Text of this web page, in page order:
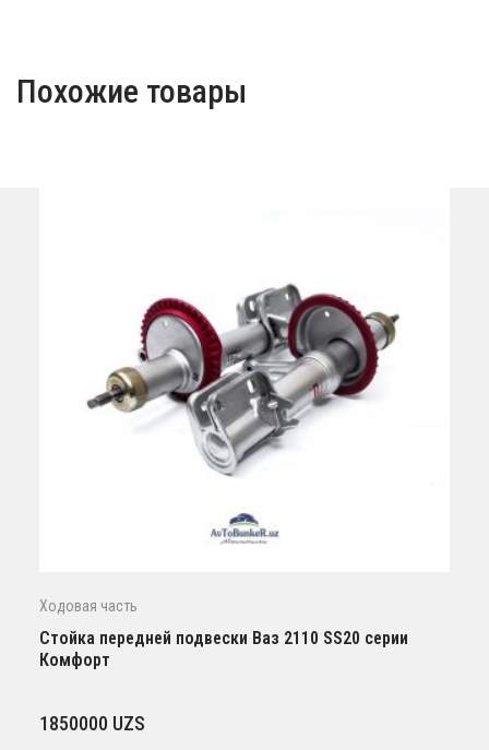
Похожие товары
Ходовая часть
Стойка передней подвески Ваз 2110 SS20 серии
Комфорт
1850000 UZS